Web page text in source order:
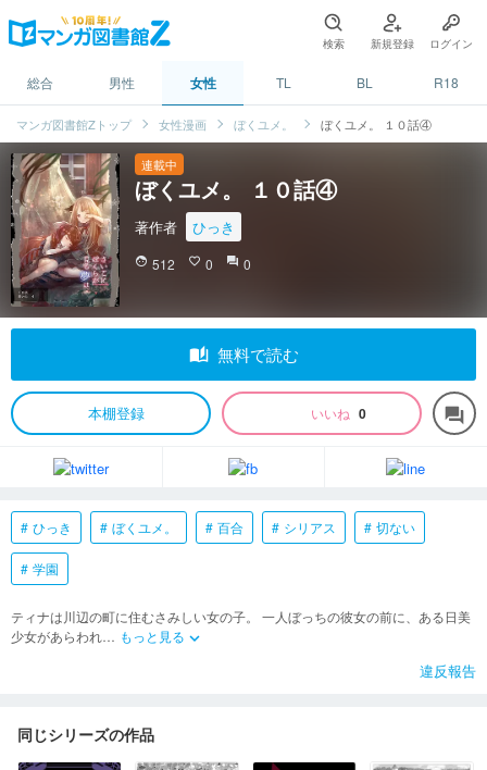
検索 新規登録 ログイン
総合 男性 女性 TL BL R18
マンガ図書館Zトップ 女性漫画 ぼくユメ。 ぼくユメ。 １０話④
連載中
ぼくユメ。 １０話④
著作者 ひっき
face 512 favorite_border 0 question_answer 0
auto_stories 無料で読む
本棚登録 いいね 0 forum
ひっき ぼくユメ。 百合 シリアス 切ない
学園
ティナは川辺の町に住むさみしい女の子。 一人ぼっちの彼女の前に、ある日美
少女があらわれ… もっと見る keyboard_arrow_down
違反報告
同じシリーズの作品